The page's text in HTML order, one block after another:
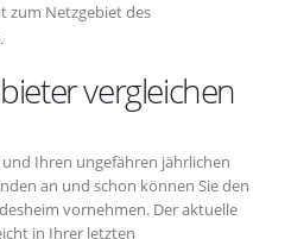
zum Netzgebiet des
vergleichen
Ihren ungefähren jährlichen
an und schon können Sie den
vornehmen. Der aktuelle
in Ihrer letzten